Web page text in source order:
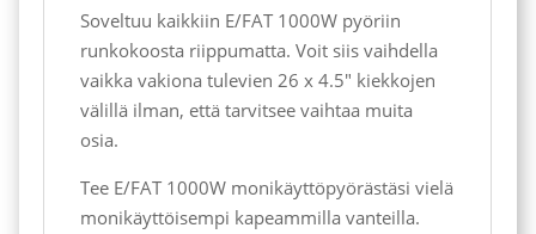
Soveltuu kaikkiin E/FAT 1000W pyöriin
runkokoosta riippumatta. Voit siis vaihdella
vaikka vakiona tulevien 26 x 4.5" kiekkojen
välillä ilman, että tarvitsee vaihtaa muita
osia.
Tee E/FAT 1000W monikäyttöpyörästäsi vielä
monikäyttöisempi kapeammilla vanteilla.